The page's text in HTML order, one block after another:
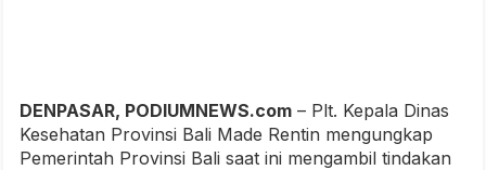
DENPASAR, PODIUMNEWS.com – Plt. Kepala Dinas
Kesehatan Provinsi Bali Made Rentin mengungkap
Pemerintah Provinsi Bali saat ini mengambil tindakan